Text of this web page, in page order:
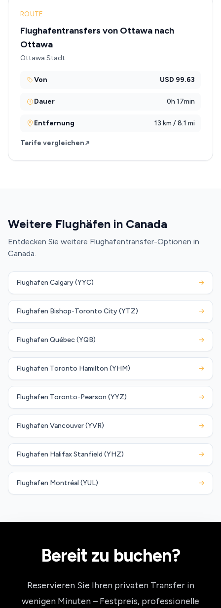
ROUTE
Flughafentransfers von Ottawa nach
Ottawa
Ottawa Stadt
Von USD 99.63
Dauer 0h 17min
Entfernung 13 km / 8.1 mi
Tarife vergleichen
Weitere Flughäfen in Canada
Entdecken Sie weitere Flughafentransfer-Optionen in
Canada.
Flughafen Calgary (YYC) →
Flughafen Bishop-Toronto City (YTZ) →
Flughafen Québec (YQB) →
Flughafen Toronto Hamilton (YHM) →
Flughafen Toronto-Pearson (YYZ) →
Flughafen Vancouver (YVR) →
Flughafen Halifax Stanfield (YHZ) →
Flughafen Montréal (YUL) →
Bereit zu buchen?
Reservieren Sie Ihren privaten Transfer in
wenigen Minuten – Festpreis, professionelle